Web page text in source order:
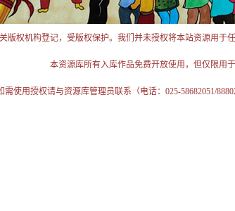
版权机构登记，受版权保护。我们并未授权将本站资源用于
本资源库所有入库作品免费开放使用，但仅限用于
使用授权请与资源库管理员联系（电话：025-58682051/